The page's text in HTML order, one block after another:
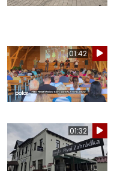
01:42
01:32